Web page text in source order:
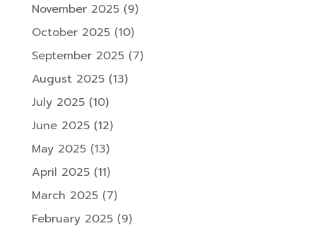
November 2025(9)
October 2025(10)
September 2025(7)
August 2025(13)
July 2025(10)
June 2025(12)
May 2025(13)
April 2025(11)
March 2025(7)
February 2025(9)